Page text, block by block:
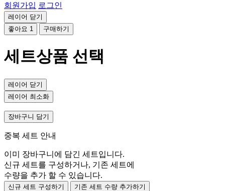
회원가입 로그인
레이어 닫기
좋아요 1 구매하기
세트상품 선택
레이어 닫기
레이어 최소화
장바구니 담기
중복 세트 안내
이미 장바구니에 담긴 세트입니다.
신규 세트를 구성하거나, 기존 세트에
수량을 추가 할 수 있습니다.
신규 세트 구성하기 기존 세트 수량 추가하기